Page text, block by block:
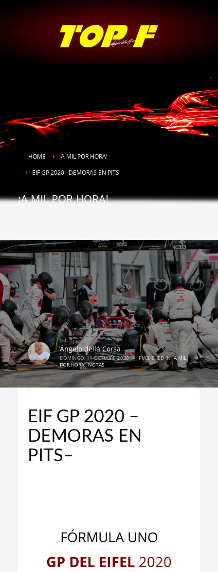
HOME
¡A MIL POR HORA!
EIF GP 2020 –DEMORAS EN PITS–
¡A MIL POR HORA!
Ángelo della Corsa
DOMINGO, 11 OCTUBRE 2020 / PUBLISHED IN¡A MIL
POR HORA!,NOTAS
EIF GP 2020 –
DEMORAS EN
PITS–
FÓRMULA UNO
GP DEL EIFEL 2020